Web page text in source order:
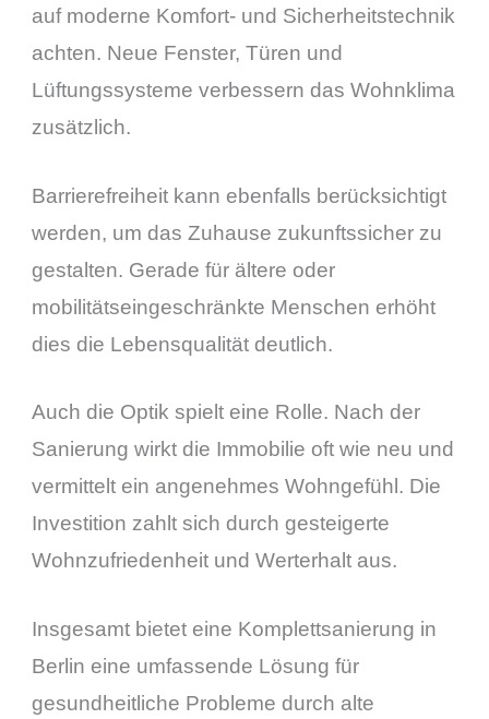
auf moderne Komfort- und Sicherheitstechnik
achten. Neue Fenster, Türen und
Lüftungssysteme verbessern das Wohnklima
zusätzlich.
Barrierefreiheit kann ebenfalls berücksichtigt
werden, um das Zuhause zukunftssicher zu
gestalten. Gerade für ältere oder
mobilitätseingeschränkte Menschen erhöht
dies die Lebensqualität deutlich.
Auch die Optik spielt eine Rolle. Nach der
Sanierung wirkt die Immobilie oft wie neu und
vermittelt ein angenehmes Wohngefühl. Die
Investition zahlt sich durch gesteigerte
Wohnzufriedenheit und Werterhalt aus.
Insgesamt bietet eine Komplettsanierung in
Berlin eine umfassende Lösung für
gesundheitliche Probleme durch alte